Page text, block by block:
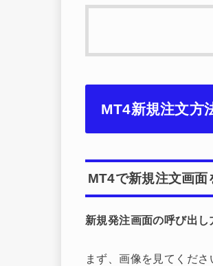
MT4新規注文方
MT4で新規注文画面
新規発注画面の呼び出し
まず、画像を見てくださ